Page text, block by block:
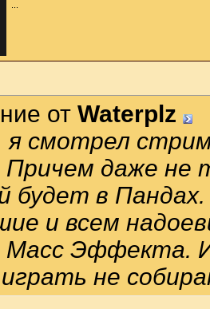
от Waterplz
я смотрел
Причем даже не
будет в
и всем
Масс Эффекта.
не